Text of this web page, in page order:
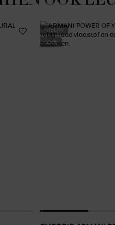
NIEUW
-25%